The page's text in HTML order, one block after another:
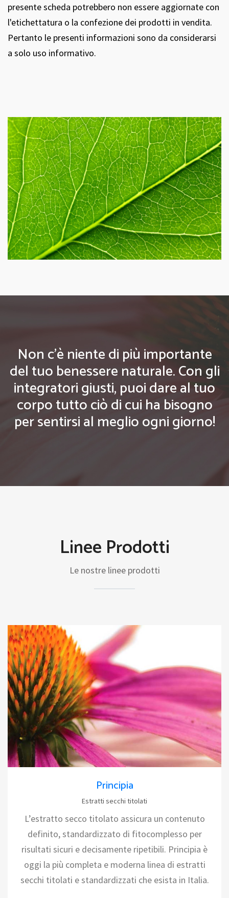
presente scheda potrebbero non essere aggiornate con
l'etichettatura o la confezione dei prodotti in vendita.
Pertanto le presenti informazioni sono da considerarsi
a solo uso informativo.
Non c'è niente di più importante
del tuo benessere naturale. Con gli
integratori giusti, puoi dare al tuo
corpo tutto ciò di cui ha bisogno
per sentirsi al meglio ogni giorno!
Linee Prodotti
Le nostre linee prodotti
Principia
Estratti secchi titolati
L’estratto secco titolato assicura un contenuto
definito, standardizzato di fitocomplesso per
risultati sicuri e decisamente ripetibili. Principia è
oggi la più completa e moderna linea di estratti
secchi titolati e standardizzati che esista in Italia.